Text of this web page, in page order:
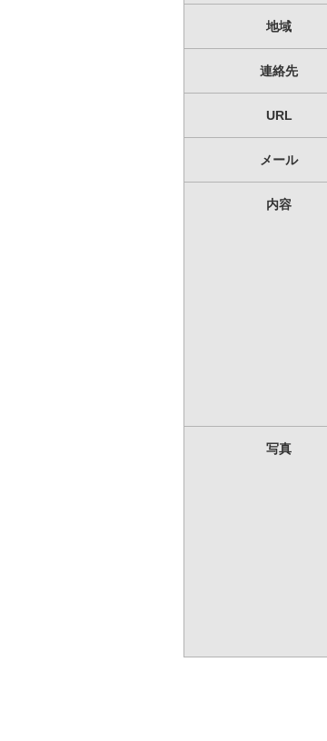
地域
連絡先
URL
メール
内容
写真